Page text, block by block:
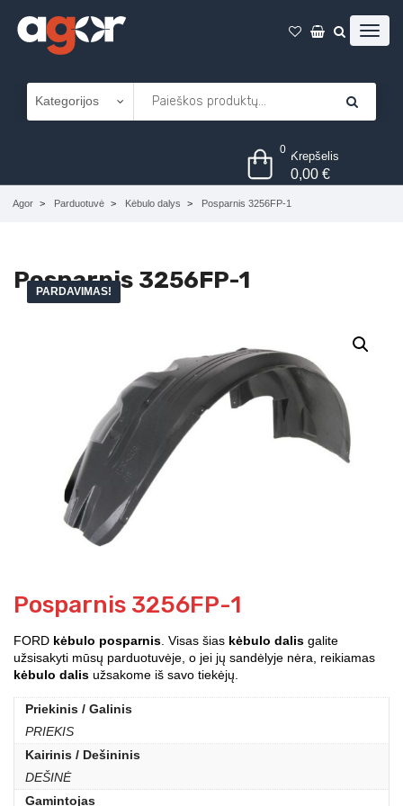
0 Krepšelis
0,00€
Agor Parduotuvė Kėbulo dalys Posparnis 3256FP-1
Posparnis 3256FP-1
PARDAVIMAS!
Posparnis 3256FP-1
FORD kėbulo posparnis . Visas šias kėbulo dalis galite
užsisakyti mūsų parduotuvėje, o jei jų sandėlyje nėra, reikiamas
kėbulo dalis užsakome iš savo tiekėjų.
Priekinis / Galinis
PRIEKIS
Kairinis / Dešininis
DEŠINĖ
Gamintojas